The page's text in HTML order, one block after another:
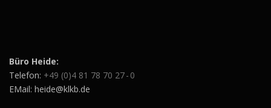
Büro Heide:
Telefon: +49 (0)4 81 78 70 27 - 0
EMail: heide@klkb.de